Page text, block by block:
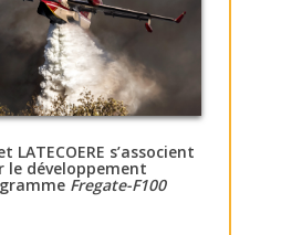
LATECOERE s’associent
le développement
Fregate-F100